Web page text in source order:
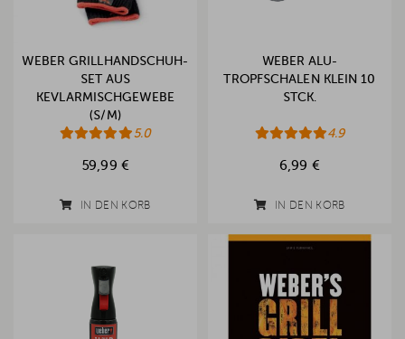
WEBER GRILLHANDSCHUH-
SET AUS
KEVLARMISCHGEWEBE
(S/M)
5.0
59,99 €
IN DEN KORB
WEBER ALU-
TROPFSCHALEN KLEIN 10
STCK.
4.9
6,99 €
IN DEN KORB